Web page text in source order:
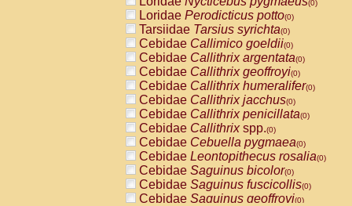
(0)
Loridae Perodicticus potto(0)
Tarsiidae Tarsius syrichta(0)
Cebidae Callimico goeldii(0)
Cebidae Callithrix argentata(0)
Cebidae Callithrix geoffroyi(0)
Cebidae Callithrix humeralifer(0)
Cebidae Callithrix jacchus(0)
Cebidae Callithrix penicillata(0)
Cebidae Callithrixspp.(0)
Cebidae Cebuella pygmaea(0)
Cebidae Leontopithecus rosalia(0)
Cebidae Saguinus bicolor(0)
Cebidae Saguinus fuscicollis(0)
Cebidae Saguinus geoffroyi(0)